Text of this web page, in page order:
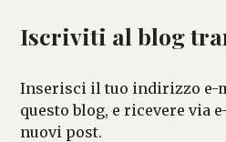
Iscriviti al blog
Inserisci il tuo indirizzo e-
questo blog, e ricevere via
nuovi post.